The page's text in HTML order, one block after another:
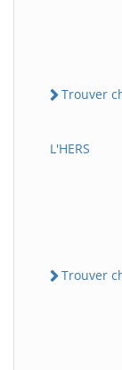
Trouver
L'HERS
Trouver